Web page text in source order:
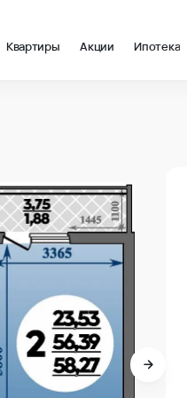
Квартиры Акции Ипотека